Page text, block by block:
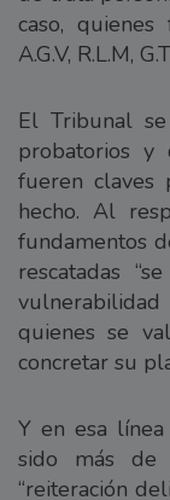
caso,
A.G.V, R.L.M,
El Tribunal
probatorios y
fueren claves
hecho. Al
fundamentos
rescatadas
vulnerabilidad
quienes se
concretar su
Y en esa
sido más de
“reiteración